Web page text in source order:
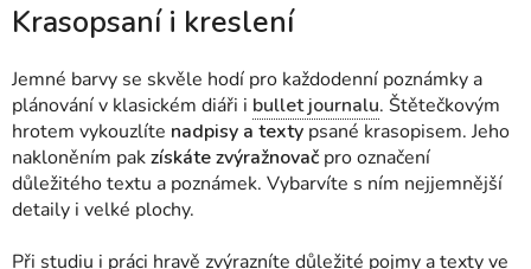
Krasopsaní i kreslení
Jemné barvy se skvěle hodí pro každodenní poznámky a
plánování v klasickém diáři i bullet journalu. Štětečkovým
hrotem vykouzlíte nadpisy a texty psané krasopisem. Jeho
nakloněním pakzískáte zvýražnovač pro označení
důležitého textu a poznámek. Vybarvíte s ním nejjemnější
detaily i velké plochy.
Při studiu i práci hravě zvýrazníte důležité pojmy a texty ve